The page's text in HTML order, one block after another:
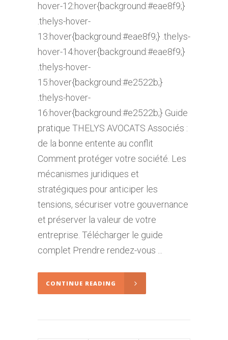
hover-12:hover{background:#eae8f9;}
.thelys-hover-
13:hover{background:#eae8f9;} .thelys-
hover-14:hover{background:#eae8f9;}
.thelys-hover-
15:hover{background:#e2522b;}
.thelys-hover-
16:hover{background:#e2522b;} Guide
pratique THELYS AVOCATS Associés :
de la bonne entente au conflit
Comment protéger votre société. Les
mécanismes juridiques et
stratégiques pour anticiper les
tensions, sécuriser votre gouvernance
et préserver la valeur de votre
entreprise. Télécharger le guide
complet Prendre rendez-vous ...
CONTINUE READING